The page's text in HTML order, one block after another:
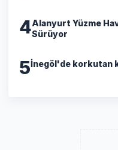
4Alanyurt Yüzme
Sürüyor
5İnegöl'de korkutan